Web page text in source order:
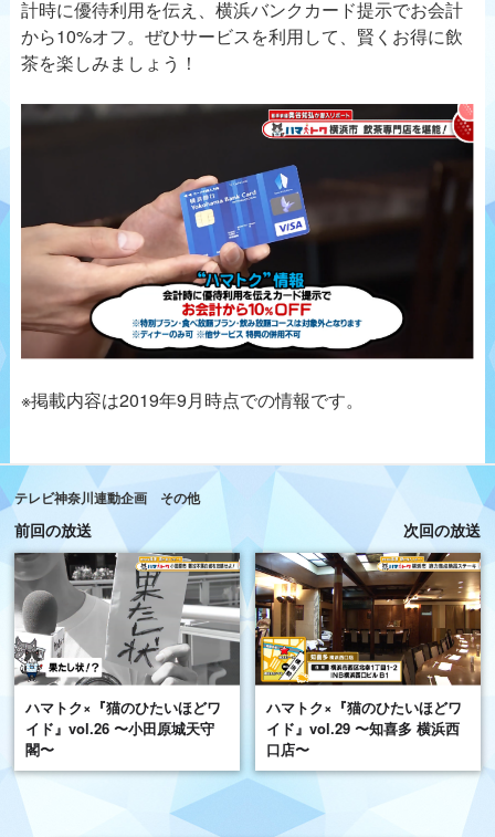
計時に優待利用を伝え、横浜バンクカード提示でお会計
から10%オフ。ぜひサービスを利用して、賢くお得に飲
茶を楽しみましょう！
※掲載内容は2019年9月時点での情報です。
テレビ神奈川連動企画 その他
前回の放送
ハマトク×『猫のひたいほどワ
イド』vol.26 〜小田原城天守
閣〜
次回の放送
ハマトク×『猫のひたいほどワ
イド』vol.29 〜知喜多 横浜西
口店〜